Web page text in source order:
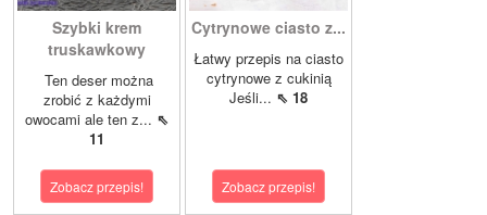
Szybki krem
truskawkowy
Ten deser można
zrobić z każdymi
owocami ale ten z... ⇖
11
Zobacz przepis!
Cytrynowe ciasto z...
Łatwy przepis na ciasto
cytrynowe z cukinią
Jeśli... ⇖ 18
Zobacz przepis!